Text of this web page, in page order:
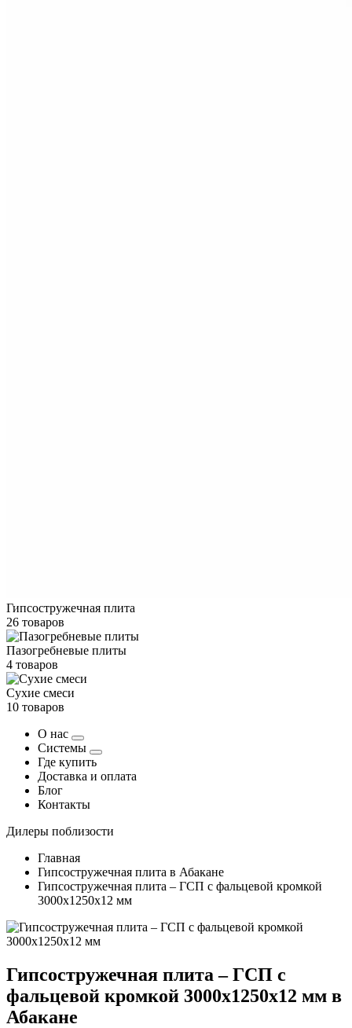
Гипсостружечная плита
26 товаров
Пазогребневые плиты
4 товаров
Сухие смеси
10 товаров
О нас
Системы
Где купить
Доставка и оплата
Блог
Контакты
Дилеры поблизости
Главная
Гипсостружечная плита в Абакане
Гипсостружечная плита – ГСП с фальцевой кромкой
3000х1250х12 мм
Гипсостружечная плита – ГСП с
фальцевой кромкой 3000х1250х12 мм в
Абакане